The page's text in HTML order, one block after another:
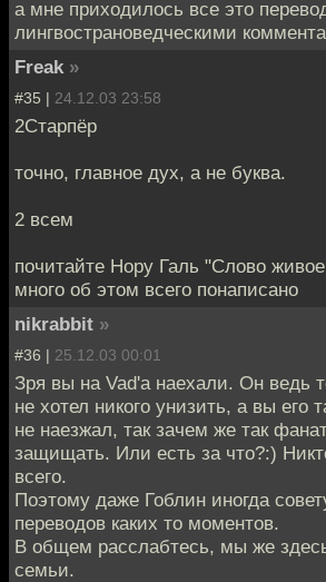
а мне приходилось все это
лингвострановедческими
Freak »
#35 | 24.12.03 23:58
2Старпёр
точно, главное дух, а не буква.
2 всем
почитайте Нору Галь "Слово
много об этом всего понаписано
nikrabbit »
#36 | 25.12.03 00:01
Зря вы на Vad'а наехали. Он ведь
не хотел никого унизить, а вы его
не наезжал, так зачем же так
защищать. Или есть за что?:)
всего.
Поэтому даже Гоблин иногда
переводов каких то моментов.
В общем расслабтесь, мы же здесь
семьи.